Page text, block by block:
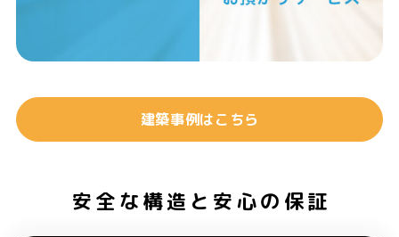
建築事例はこちら
安全な構造と安心の保証